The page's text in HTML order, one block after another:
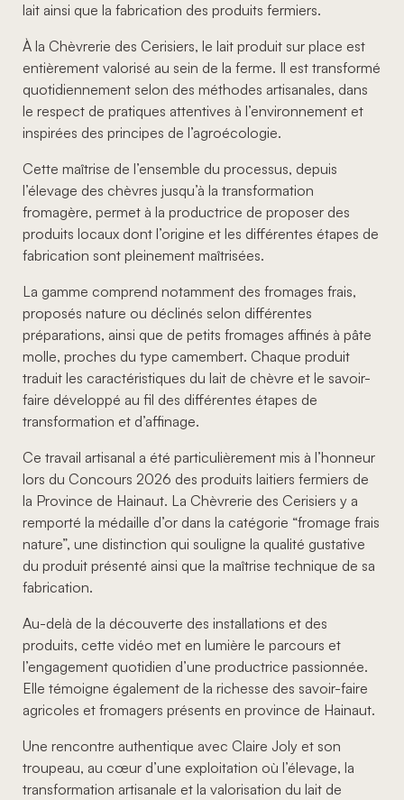
lait ainsi que la fabrication des produits fermiers.
À la Chèvrerie des Cerisiers, le lait produit sur place est
entièrement valorisé au sein de la ferme. Il est transformé
quotidiennement selon des méthodes artisanales, dans
le respect de pratiques attentives à l’environnement et
inspirées des principes de l’agroécologie.
Cette maîtrise de l’ensemble du processus, depuis
l’élevage des chèvres jusqu’à la transformation
fromagère, permet à la productrice de proposer des
produits locaux dont l’origine et les différentes étapes de
fabrication sont pleinement maîtrisées.
La gamme comprend notamment des fromages frais,
proposés nature ou déclinés selon différentes
préparations, ainsi que de petits fromages affinés à pâte
molle, proches du type camembert. Chaque produit
traduit les caractéristiques du lait de chèvre et le savoir-
faire développé au fil des différentes étapes de
transformation et d’affinage.
Ce travail artisanal a été particulièrement mis à l’honneur
lors du Concours 2026 des produits laitiers fermiers de
la Province de Hainaut. La Chèvrerie des Cerisiers y a
remporté la médaille d’or dans la catégorie “fromage frais
nature”, une distinction qui souligne la qualité gustative
du produit présenté ainsi que la maîtrise technique de sa
fabrication.
Au-delà de la découverte des installations et des
produits, cette vidéo met en lumière le parcours et
l’engagement quotidien d’une productrice passionnée.
Elle témoigne également de la richesse des savoir-faire
agricoles et fromagers présents en province de Hainaut.
Une rencontre authentique avec Claire Joly et son
troupeau, au cœur d’une exploitation où l’élevage, la
transformation artisanale et la valorisation du lait de